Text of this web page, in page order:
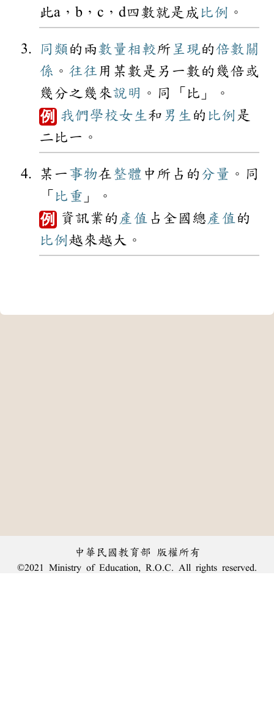
此a，b，c，d四數就是成 比例 。
同類 的兩數量相較 所 呈現的倍數 關
係 。 往往 用某數是另一數的幾倍或
幾分之幾來說明 。同「比」。
例 我們學校女生 和 男生 的 比例 是
二比一。
某一 事物在整體 中所占的 分量 。同
「 比重 」。
例 資訊業的 產值 占全國總 產值 的
比例越來越大。
中華民國教育部 版權所有
©2021 Ministry of Education, R.O.C. All rights reserved.